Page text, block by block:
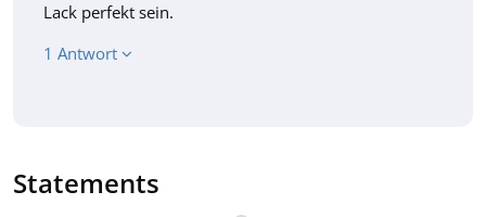
Lack perfekt sein.
1 Antwort
Statements